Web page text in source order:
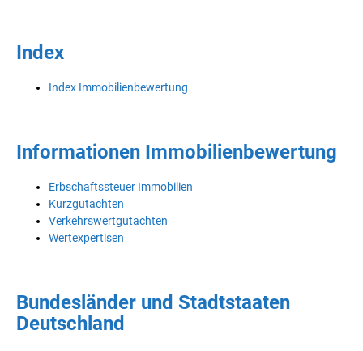
Index
Index Immobilienbewertung
Informationen Immobilienbewertung
Erbschaftssteuer Immobilien
Kurzgutachten
Verkehrswertgutachten
Wertexpertisen
Bundesländer und Stadtstaaten
Deutschland